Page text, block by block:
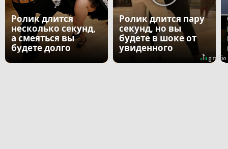
Ролик длится
несколько секунд,
а смеяться вы
будете долго
Ролик длится пару
секунд, но вы
будете в шоке от
увиденного